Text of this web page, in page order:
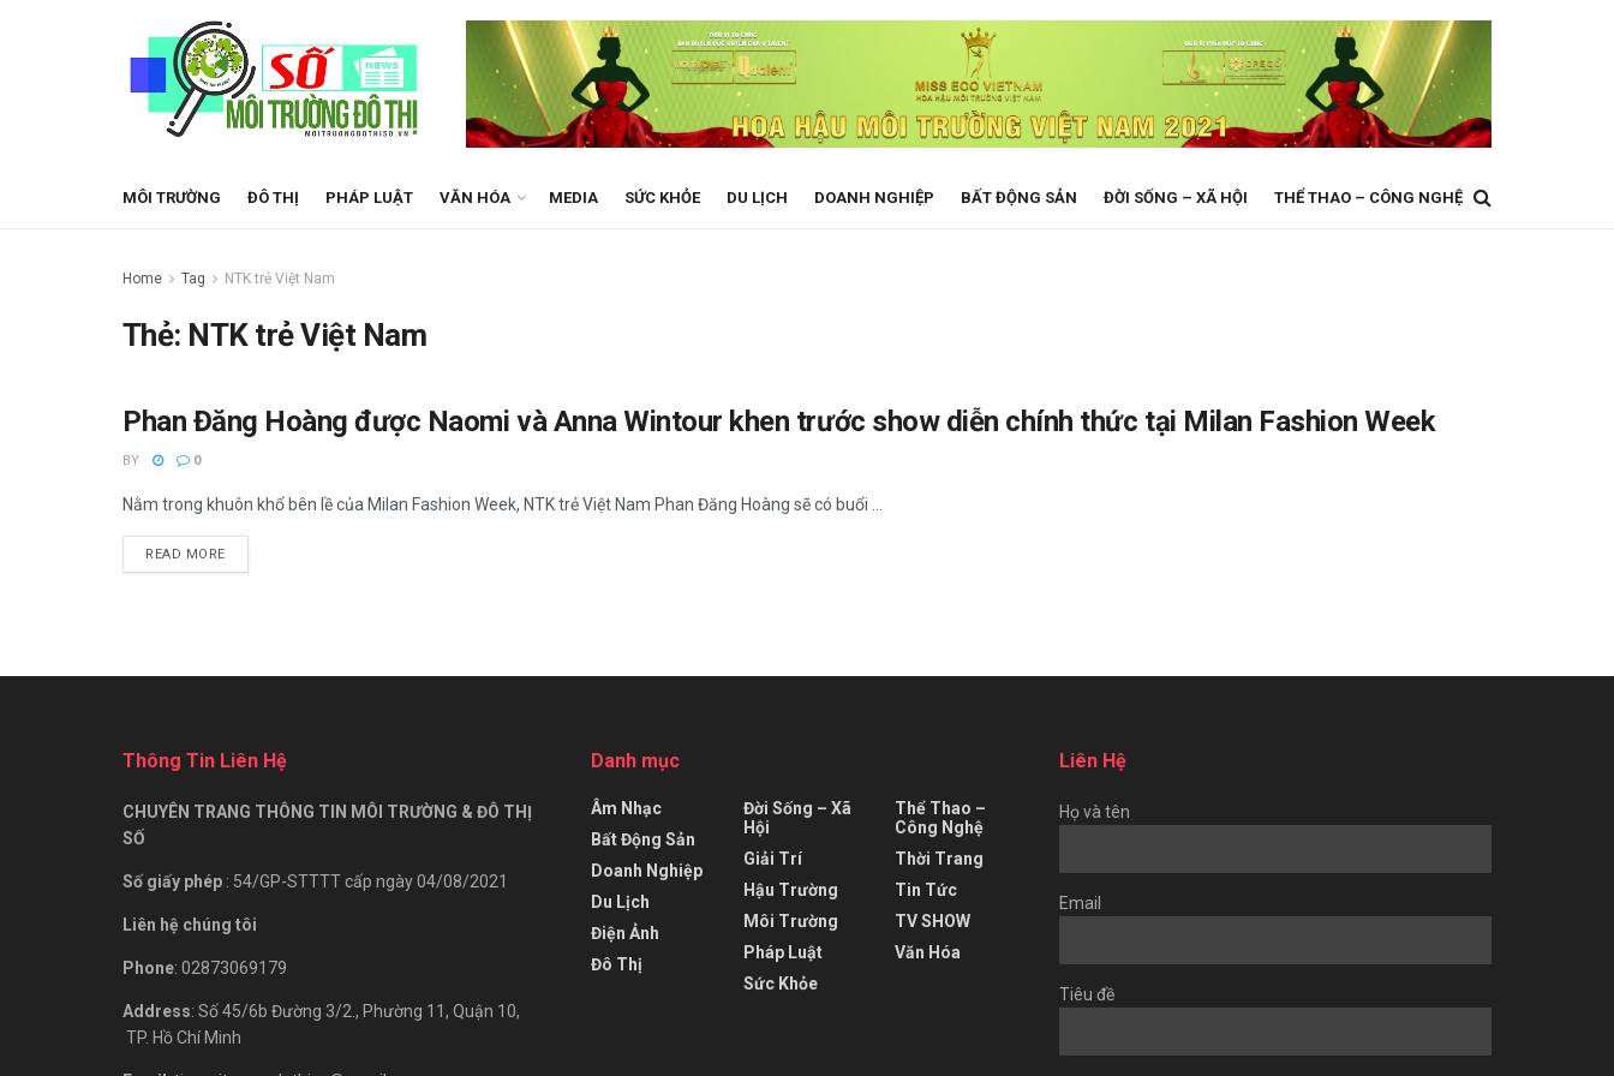
MÔI TRƯỜNG ĐÔ THỊ PHÁP LUẬT VĂN HÓA MEDIA SỨC KHỎE DU LỊCH DOANH NGHIỆP BẤT ĐỘNG SẢN ĐỜI SỐNG – XÃ HỘI THỂ THAO – CÔNG NGHỆ
Home Tag NTK trẻ Việt Nam
Thẻ: NTK trẻ Việt Nam
VĂN HÓA
Phan Đăng Hoàng được Naomi và Anna Wintour khen trước show diễn chính thức tại Milan Fashion Week
BY 0
Nằm trong khuôn khổ bên lề của Milan Fashion Week, NTK trẻ Việt Nam Phan Đăng Hoàng sẽ có buổi ...
READ MORE
Thông Tin Liên Hệ
CHUYÊN TRANG THÔNG TIN MÔI TRƯỜNG & ĐÔ THỊ
SỐ
Số giấy phép : 54/GP-STTTT cấp ngày 04/08/2021
Liên hệ chúng tôi
Phone: 02873069179
Address: Số 45/6b Đường 3/2., Phường 11, Quận 10,
TP. Hồ Chí Minh
Danh mục
Âm Nhạc
Bất Động Sản
Doanh Nghiệp
Du Lịch
Điện Ảnh
Đô Thị
Đời Sống – Xã
Hội
Giải Trí
Hậu Trường
Môi Trường
Pháp Luật
Sức Khỏe
Thể Thao –
Công Nghệ
Thời Trang
Tin Tức
TV SHOW
Văn Hóa
Liên Hệ
Họ và tên
Email
Tiêu đề